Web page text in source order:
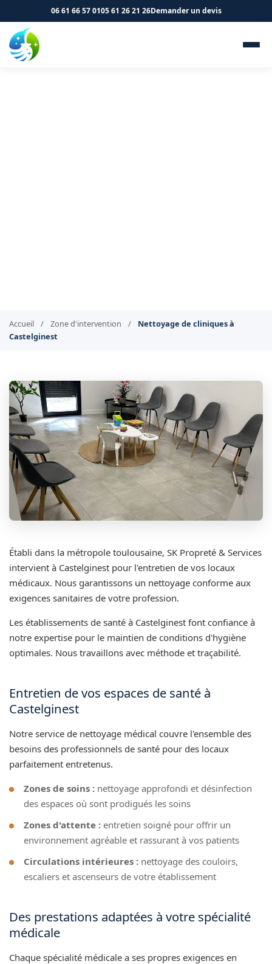
06 61 66 57 0105 61 26 21 26Demander un devis
Accueil / Zone d'intervention /
Nettoyage de cliniques à
Castelginest
Établi dans la métropole toulousaine, SK Propreté & Services
intervient à Castelginest pour l'entretien de vos locaux
médicaux. Nous garantissons un nettoyage conforme aux
exigences sanitaires de votre profession.
Les établissements de santé à Castelginest font confiance à
notre expertise pour le maintien de conditions d'hygiène
optimales. Nous travaillons avec méthode et traçabilité.
Entretien de vos espaces de santé à
Castelginest
Notre service de nettoyage médical couvre l'ensemble des
besoins des professionnels de santé pour des locaux
parfaitement entretenus.
Zones de soins : nettoyage approfondi et désinfection
des espaces où sont prodigués les soins
Zones d'attente : entretien soigné pour offrir un
environnement agréable et rassurant à vos patients
Circulations intérieures : nettoyage des couloirs,
escaliers et ascenseurs de votre établissement
Des prestations adaptées à votre spécialité
médicale
Chaque spécialité médicale a ses propres exigences en